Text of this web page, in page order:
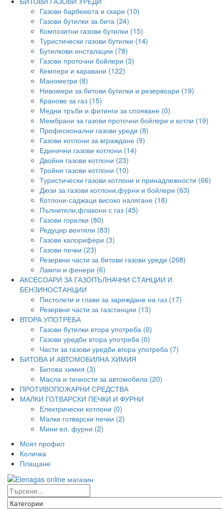
Газови барбекюта и скари (10)
Газови бутилки за бита (24)
Композитни газови бутилки (15)
Туристически газови бутилки (14)
Бутилкови инсталации (78)
Газови проточни бойлери (3)
Кемпери и каравани (122)
Манометри (8)
Нивомери за битови бутилки и резервоари (19)
Кранове за газ (15)
Медни тръби и фитинги за спояване (0)
Мембрани за газови проточни бойлери и котли (19)
Професионални газови уреди (8)
Газови котлони за вграждане (9)
Единични газови котлони (14)
Двойни газови котлони (23)
Тройни газови котлони (10)
Туристически газови котлони и принадлежности (66)
Дюзи за газови котлони,фурни и бойлери (63)
Котлони-саджаци високо налягане (18)
Пълнители,флакони с газ (45)
Газови горелки (80)
Редуцир вентили (83)
Газови калорифери (3)
Газови печки (23)
Резервни части за битови газови уреди (268)
Лампи и фенери (6)
АКСЕСОАРИ ЗА ГАЗОПЪЛНАЧНИ СТАНЦИИ И
БЕНЗИНОСТАНЦИИ
Пистолети и глави за зареждане на газ (17)
Резервни части за газстанции (13)
ВТОРА УПОТРЕБА
Газови бутилки втора употреба (0)
Газови уредби втора употреба (0)
Части за газови уредби втора употреба (7)
БИТОВА И АВТОМОБИЛНА ХИМИЯ
Битова химия (3)
Масла и течности за автомобила (20)
ПРОТИВОПОЖАРНИ СРЕДСТВА
МАЛКИ ГОТВАРСКИ ПЕЧКИ И ФУРНИ
Електрически котлони (0)
Малки готварски печки (2)
Мини ел. фурни (2)
Моят профил
Количка
Плащане